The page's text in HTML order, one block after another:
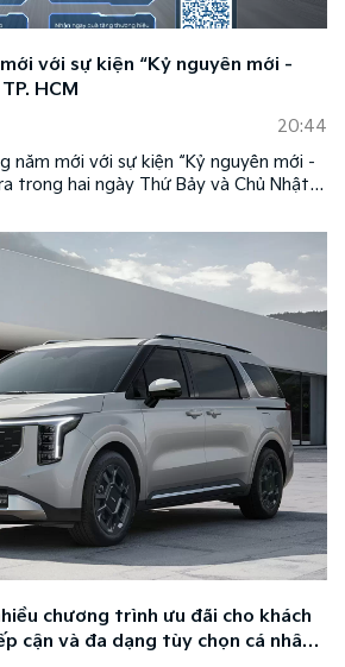
với sự kiện “Kỷ nguyên mới -
HCM
20:44
năm mới với sự kiện “Kỷ nguyên mới -
trong hai ngày Thứ Bảy và Chủ Nhật –
chương trình ưu đãi cho khách
cận và đa dạng tùy chọn cá nhân